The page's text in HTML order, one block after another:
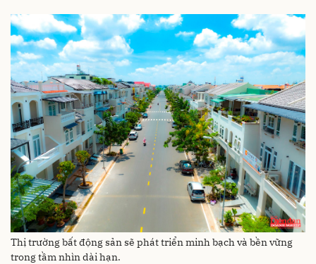
Thị trường bất động sản sẽ phát triển minh bạch và bền vững
trong tầm nhìn dài hạn.